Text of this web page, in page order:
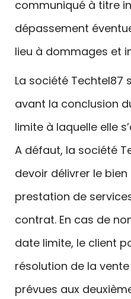
communiqué à titre
dépassement
lieu à dommages et
La société Techtel87
avant la conclusion
limite à laquelle elle
A défaut, la société
devoir délivrer le
prestation de
contrat. En cas de
date limite, le client
résolution de la
prévues aux